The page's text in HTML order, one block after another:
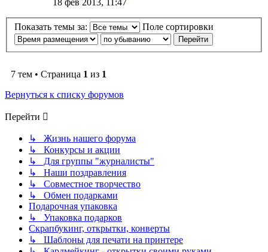
Показать темы за: Поле сортировки
7 тем • Страница 1 из 1
Вернуться к списку форумов
Перейти
↳ Жизнь нашего форума
↳ Конкурсы и акции
↳ Для группы "журналисты"
↳ Наши поздравления
↳ Совместное творчество
↳ Обмен подарками
Подарочная упаковка
↳ Упаковка подарков
Скрапбукинг, открытки, конверты
↳ Шаблоны для печати на принтере